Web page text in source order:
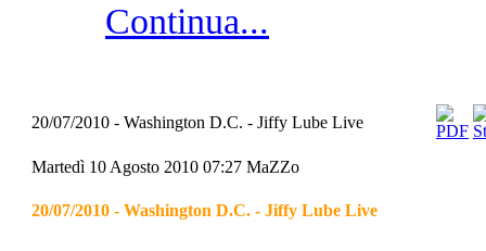
Continua...
20/07/2010 - Washington D.C. - Jiffy Lube Live
Martedì 10 Agosto 2010 07:27 MaZZo
20/07/2010 - Washington D.C. - Jiffy Lube Live